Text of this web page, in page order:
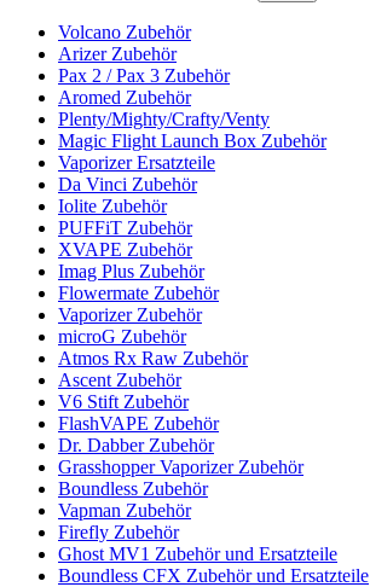
Volcano Zubehör
Arizer Zubehör
Pax 2 / Pax 3 Zubehör
Aromed Zubehör
Plenty/Mighty/Crafty/Venty
Magic Flight Launch Box Zubehör
Vaporizer Ersatzteile
Da Vinci Zubehör
Iolite Zubehör
PUFFiT Zubehör
XVAPE Zubehör
Imag Plus Zubehör
Flowermate Zubehör
Vaporizer Zubehör
microG Zubehör
Atmos Rx Raw Zubehör
Ascent Zubehör
V6 Stift Zubehör
FlashVAPE Zubehör
Dr. Dabber Zubehör
Grasshopper Vaporizer Zubehör
Boundless Zubehör
Vapman Zubehör
Firefly Zubehör
Ghost MV1 Zubehör und Ersatzteile
Boundless CFX Zubehör und Ersatzteile